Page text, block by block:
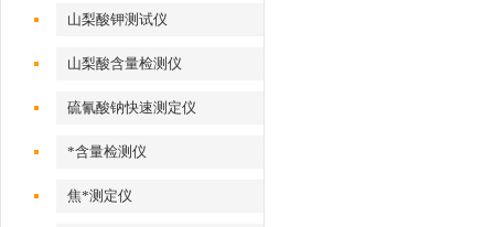
山梨酸钾测试仪
山梨酸含量检测仪
硫氰酸钠快速测定仪
*含量检测仪
焦*测定仪